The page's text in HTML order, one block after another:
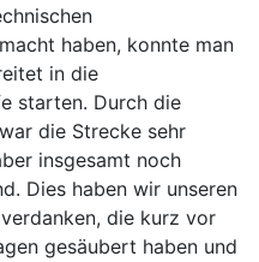
haben, konnte man
in die
starten. Durch die
die Strecke sehr
insgesamt noch
Dies haben wir unseren
die kurz vor
gesäubert haben und